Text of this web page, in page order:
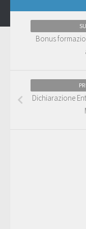
Bonus
Dichiarazione